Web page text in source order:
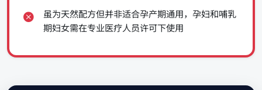
虽为天然配方但并非适合孕产期通用，孕妇和哺乳
期妇女需在专业医疗人员许可下使用